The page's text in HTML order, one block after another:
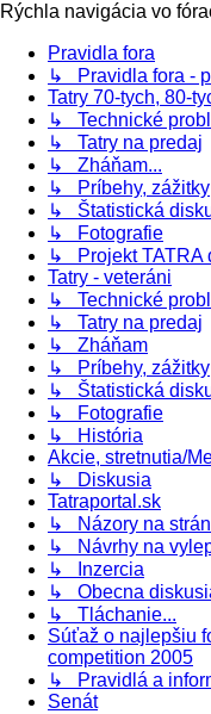
Rýchla navigácia vo
Pravidla fora
↳ Pravidla fora -
Tatry 70-tych, 80-
↳ Technické
↳ Tatry na predaj
↳ Zháňam...
↳ Príbehy, zážitky
↳ Štatistická
↳ Fotografie
↳ Projekt TATRA
Tatry - veteráni
↳ Technické
↳ Tatry na predaj
↳ Zháňam
↳ Príbehy, zážitky
↳ Štatistická
↳ Fotografie
↳ História
Akcie, stretnutia/
↳ Diskusia
Tatraportal.sk
↳ Názory na
↳ Návrhy na
↳ Inzercia
↳ Obecna
↳ Tláchanie...
Súťaž o najlepšiu
competition 2005
↳ Pravidlá a
Senát